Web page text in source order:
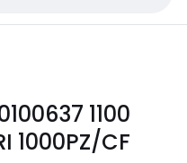
1100
1000PZ/CF